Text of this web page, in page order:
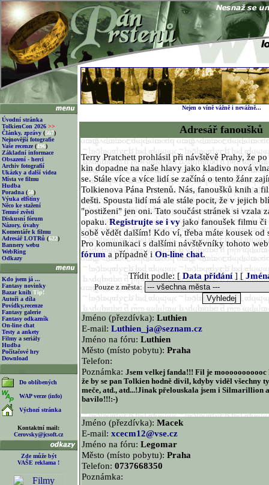
Úvodní stránka
TolkienCon 2026 >>
Články, zprávy (567)
Nejnovější fotografie
Vaše recenze (496)
Základní informace
Obsazení - herci
Archiv fotografií
Ukázky a další videa
Místa ve filmu
Hudba
Poradna (50)
Výuka elfštiny
Něco ke stažení
Temné zvěsti
Diskusní fórum
Názory, úvahy
Komentáře k filmu
Adresář LOTRů (622)
Bannery webu
WebRing
Odkazy
Kdo jsem já ...
Fantasy novinky
Bazar knih Tip!
Autoři a díla
Povídky,recenze
Fantasy galerie
Fantasy odkazník
On-line chat
Testy a ankety
Filmy a seriály
Hudba
Počítačové hry
Download
Do oblíbených
WAP verze (info)
Výchozí stránka
Kontaktní mail:
Cerovsky@jcsoft.cz
Zde může být
VAŠE reklama !
Nejen o víně vážně i nevážně...
Adresář fanoušků
Terry Pratchett prohlásil při návštěvě Prahy, že
kin dopadne na naše hlavy jako kladivo nová
se. Stále více a více lidí se začíná o tento žánr
Tolkienova Pána Prstenů. Nás, fanoušků knih a
dešti. Spousta lidí má ale stále pocit, že v jejich
"postiženi" jen oni. Tato součást stránek si vzala
opaku.Registrujte se i vyjako fanoušek filmu či
sobě vědět dalším! Kdo ví, třeba máte kousek od
Pro komunikaci s dalšími návštěvníky tohoto
fóruma případně iOn-line chat.
Třídit podle: [ Data přidání] [
Pouze z města:
Jméno (přezdívka): Luthien
E-mail: Luthien_ja@seznam.cz
Jméno na fóru: Luthien
Město (místo pobytu): Praha
Telefon:
Poznámka: Jsem velkej fanda!!! Fil je
že by se pan Tolkien hodně divil, kdyby viděl všechny
meče, atd., atd...!Jinak přelouskala jsem i Silmarillion
bavilo!!!:-)
Jméno (přezdívka): Macek
E-mail: xcecm12@vse.cz
Jméno na fóru: Legomar
Město (místo pobytu): Praha
Telefon: 0737668350
Poznámka: